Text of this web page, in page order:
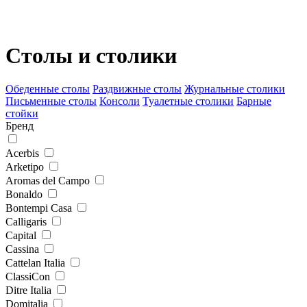
Столы и столики
Обеденные столы Раздвижные столы Журнальные столики
Письменные столы Консоли Туалетные столики Барные
стойки
Бренд
Acerbis
Arketipo
Aromas del Campo
Bonaldo
Bontempi Casa
Calligaris
Capital
Cassina
Cattelan Italia
ClassiСon
Ditre Italia
Domitalia